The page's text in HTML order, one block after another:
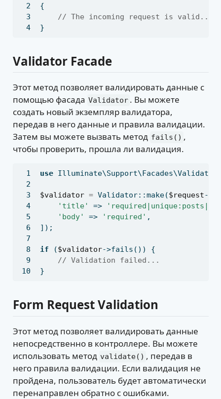
{
// The incoming request is valid...
}
Validator Facade
Этот метод позволяет валидировать данные с
помощью фасада Validator . Вы можете
создать новый экземпляр валидатора,
передав в него данные и правила валидации.
Затем вы можете вызвать метод fails() ,
чтобы проверить, прошла ли валидация.
use Illuminate\Support\Facades\Validator
$validator = Validator::make($request-
'title'
=>
'body'
=> 'required' ,
]) ;
if ($validator->fails()) {
// Validation failed...
}
Form Request Validation
Этот метод позволяет валидировать данные
непосредственно в контроллере. Вы можете
использовать метод validate() , передав в
него правила валидации. Если валидация не
пройдена, пользователь будет автоматически
перенаправлен обратно с ошибками.